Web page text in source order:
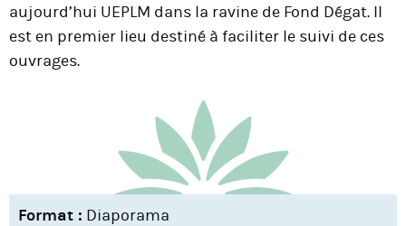
aujourd’hui UEPLM dans la ravine de Fond Dégat. Il
est en premier lieu destiné à faciliter le suivi de ces
ouvrages.
Format : Diaporama